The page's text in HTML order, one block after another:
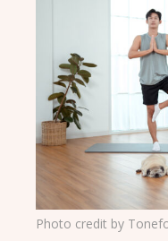
Photo credit by